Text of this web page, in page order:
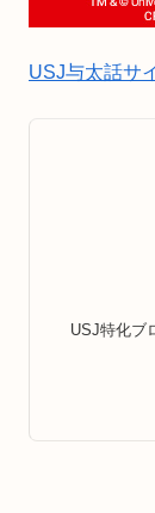
USJ与太話サ
USJ特化ブ